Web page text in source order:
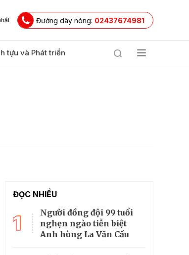
Đường dây nóng: 02437674981
tựu và Phát triển
ĐỌC NHIỀU
1
Người đồng đội 99 tuổi
nghẹn ngào tiễn biệt
Anh hùng La Văn Cầu